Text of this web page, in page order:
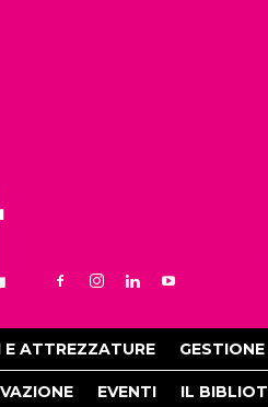
E ATTREZZATURE GESTIONE
EVENTI IL